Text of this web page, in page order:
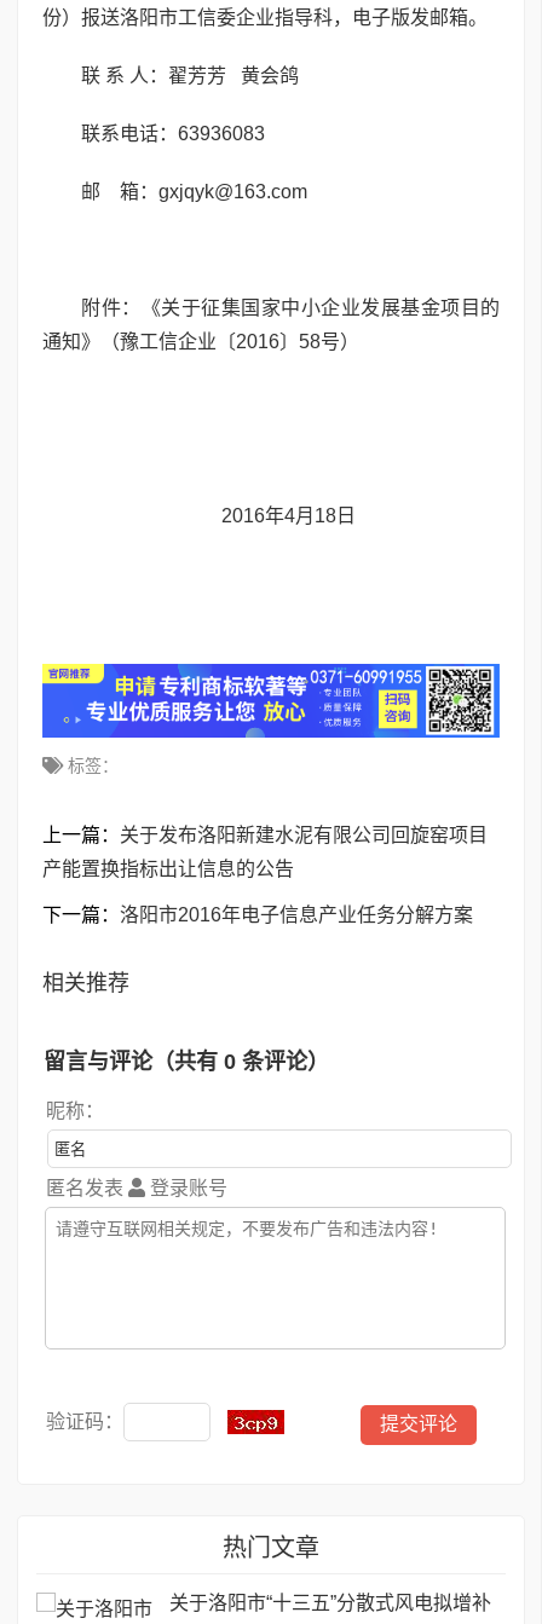
份）报送洛阳市工信委企业指导科，电子版发邮箱。
联 系 人：翟芳芳 黄会鸽
联系电话：63936083
邮 箱：gxjqyk@163.com
附件：《关于征集国家中小企业发展基金项目的
通知》（豫工信企业〔2016〕58号）
2016年4月18日
标签：
上一篇： 关于发布洛阳新建水泥有限公司回旋窑项目
产能置换指标出让信息的公告
下一篇： 洛阳市2016年电子信息产业任务分解方案
相关推荐
留言与评论（共有 0 条评论）
昵称：
匿名发表 登录账号
验证码：
热门文章
关于洛阳市“十三五”分散式风电拟增补